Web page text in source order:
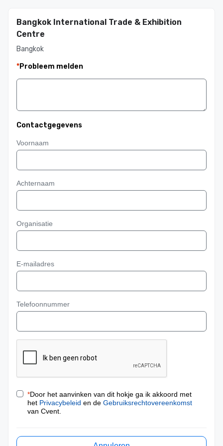
Bangkok International Trade & Exhibition
Centre
Bangkok
*Probleem melden
Contactgegevens
Voornaam
Achternaam
Organisatie
E-mailadres
Telefoonnummer
*Door het aanvinken van dit hokje ga ik akkoord met
het Privacybeleid en de Gebruiksrechtovereenkomst
van Cvent.